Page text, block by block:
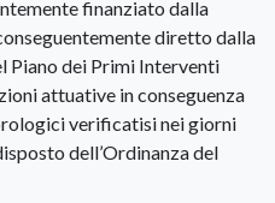
finanziato dalla
diretto dalla
Piano dei Primi Interventi
attuative in conseguenza
verificatisi nei giorni
dell’Ordinanza del